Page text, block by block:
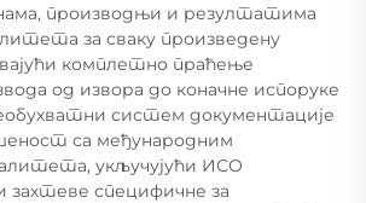
производњи и резултатима
за сваку произведену
комплетно праћење
од извора до коначне испоруке
систем документације
са међународним
укључујући ИСО
захтеве специфичне за